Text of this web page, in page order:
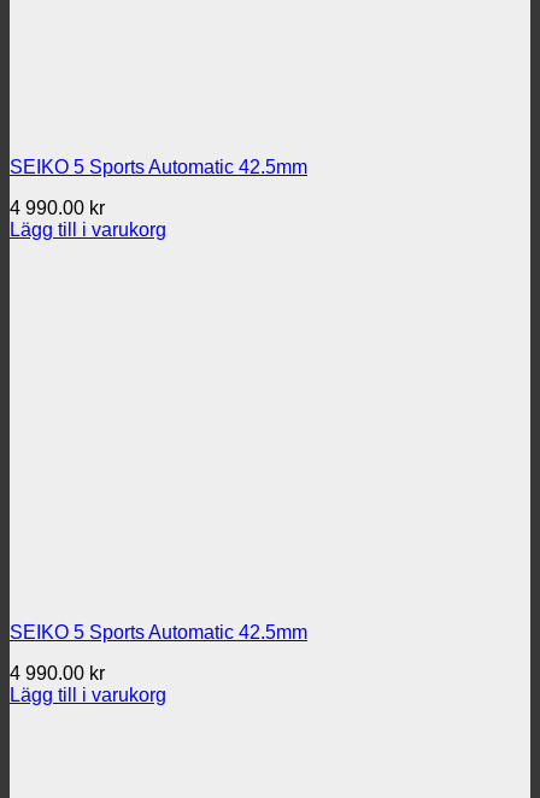
SEIKO 5 Sports Automatic 42.5mm
4 990.00 kr
Lägg till i varukorg
SEIKO 5 Sports Automatic 42.5mm
4 990.00 kr
Lägg till i varukorg